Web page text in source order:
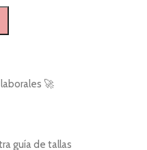
🚀
guía de tallas